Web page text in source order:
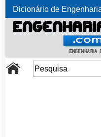
Dicionário de